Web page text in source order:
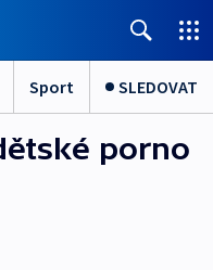
Sport SLEDOVAT
porno